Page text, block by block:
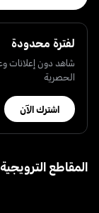
لفترة محدودة
شاهد دون إعلانات
الحصرية
اشترك الآن
المقاطع الترويجية